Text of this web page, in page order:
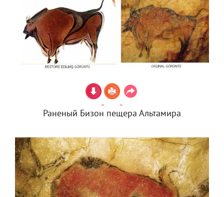
Раненый Бизон пещера Альтамира